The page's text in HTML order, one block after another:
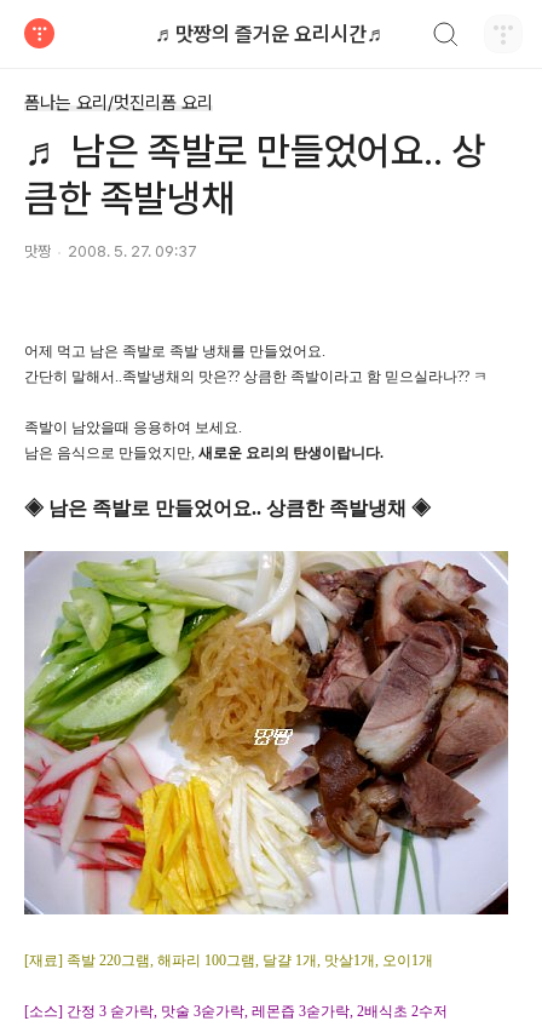
♬맛짱의 즐거운 요리시간♬
폼나는 요리/멋진리폼 요리
♬ 남은 족발로 만들었어요.. 상
큼한 족발냉채
맛짱 2008. 5. 27. 09:37
어제 먹고 남은 족발로 족발 냉채를 만들었어요.
간단히 말해서..족발냉채의 맛은?? 상큼한 족발이라고 함 믿으실라나?? ㅋ
족발이 남았을때 응용하여 보세요.
남은 음식으로 만들었지만, 새로운 요리의 탄생이랍니다.
◈ 남은 족발로 만들었어요.. 상큼한 족발냉채 ◈
[재료] 족발 220그램, 해파리 100그램, 달걀 1개, 맛살1개, 오이1개
[소스] 간정 3 숟가락, 맛술 3숟가락, 레몬즙 3숟가락, 2배식초 2수저